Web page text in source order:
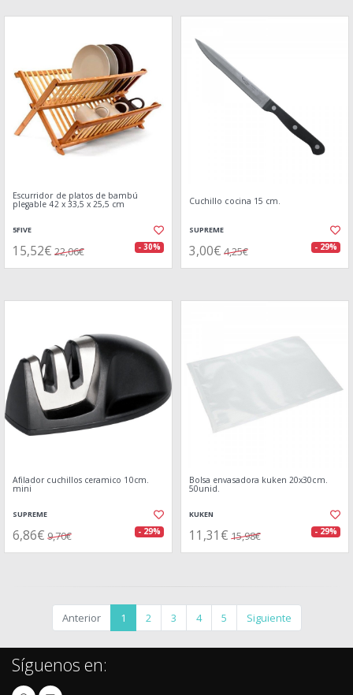
Escurridor de platos de bambú
plegable 42 x 33,5 x 25,5 cm
5FIVE
15,52€ 22,06€ - 30%
Cuchillo cocina 15 cm.
SUPREME
3,00€ 4,25€ - 29%
Afilador cuchillos ceramico 10cm.
mini
SUPREME
6,86€ 9,70€ - 29%
Bolsa envasadora kuken 20x30cm.
50unid.
KUKEN
11,31€ 15,98€ - 29%
Anterior 1 2 3 4 5 Siguiente
Síguenos en: